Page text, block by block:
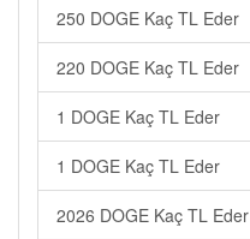
250 DOGE Kaç TL Eder
220 DOGE Kaç TL Eder
1 DOGE Kaç TL Eder
1 DOGE Kaç TL Eder
2026 DOGE Kaç TL Eder